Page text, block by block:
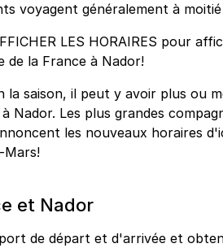
voyagent généralement à
LES HORAIRES pour
de la France à Nador!
la saison, il peut y avoir plus ou
Nador. Les plus grandes
les nouveaux horaires
Mars!
et Nador
de départ et d'arrivée et